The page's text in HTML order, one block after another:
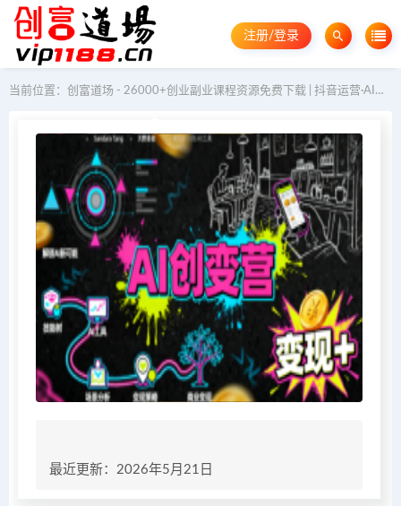
注册/登录
当前位置： 创富道场 - 26000+创业副业课程资源免费下载 | 抖音运营·AI教程·GEO优化
最近更新：2026年5月21日